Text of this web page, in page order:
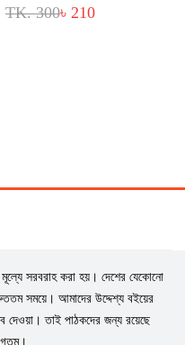
TK. 300৳ 210
সরবরাহ করা হয়। দেশের যেকোনো
সময়ে। আমাদের উদ্দেশ্য বইয়ের
দেওয়া। তাই পাঠকদের জন্য রয়েছে